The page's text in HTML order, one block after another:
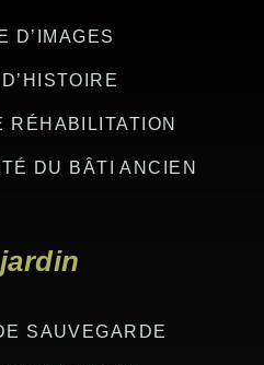
D’IMAGES
RÉHABILITATION
DU BÂTI ANCIEN
SAUVEGARDE